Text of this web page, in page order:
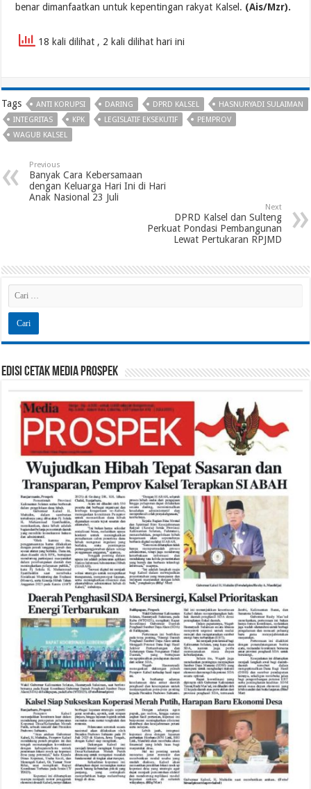
benar dimanfaatkan untuk kepentingan rakyat Kalsel. (Ais/Mzr).
18 kali dilihat , 2 kali dilihat hari ini
Tags ANTI KORUPSI DARING DPRD KALSEL
HASNURYADI SULAIMAN
INTEGRITAS
KPK LEGISLATIF EKSEKUTIF
PEMPROV
WAGUB KALSEL
Previous
Banyak Cara Kebersamaan
dengan Keluarga Hari Ini di Hari
Anak Nasional 23 Juli
Next
DPRD Kalsel dan Sulteng
Perkuat Pondasi Pembangunan
Lewat Pertukaran RPJMD
Edisi Cetak Media Prospek